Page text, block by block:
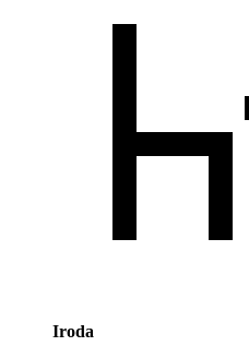
Iroda